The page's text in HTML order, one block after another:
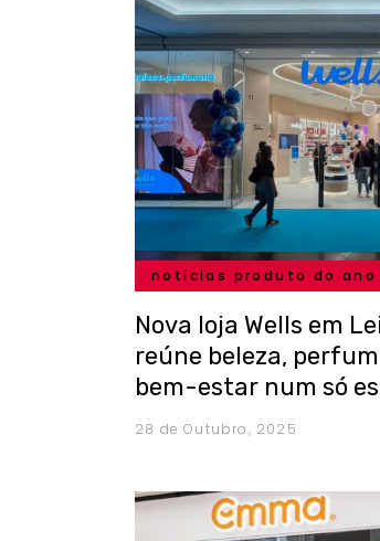
notícias produto do ano
Nova loja Wells em
reúne beleza,
bem-estar num só
28 de Outubro, 2025